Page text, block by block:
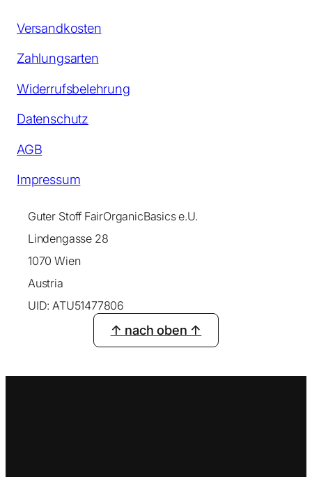
Versandkosten
Zahlungsarten
Widerrufsbelehrung
Datenschutz
AGB
Impressum
Guter Stoff FairOrganicBasics e.U.
Lindengasse 28
1070 Wien
Austria
UID: ATU51477806
↑ nach oben ↑